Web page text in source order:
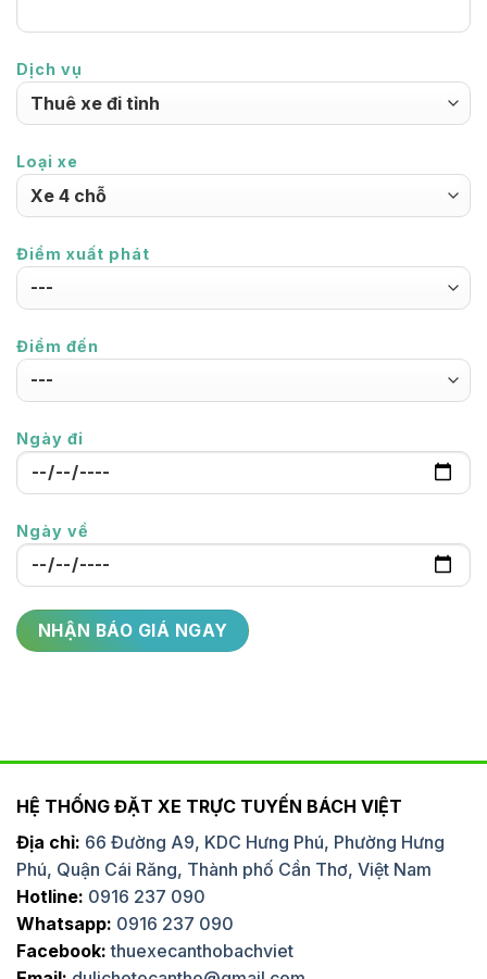
Dịch vụ
Loại xe
Điểm xuất phát
Điểm đến
Ngày đi
Ngày về
HỆ THỐNG ĐẶT XE TRỰC TUYẾN BÁCH VIỆT
Địa chỉ: 66 Đường A9, KDC Hưng Phú, Phường Hưng
Phú, Quận Cái Răng, Thành phố Cần Thơ, Việt Nam
Hotline: 0916 237 090
Whatsapp: 0916 237 090
Facebook: thuexecanthobachviet